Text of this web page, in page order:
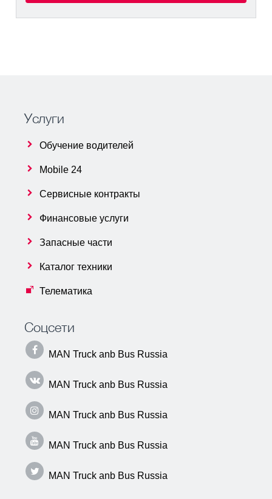
Услуги
Обучение водителей
Mobile 24
Сервисные контракты
Финансовые услуги
Запасные части
Каталог техники
Телематика
Соцсети
MAN Truck anb Bus Russia
MAN Truck anb Bus Russia
MAN Truck anb Bus Russia
MAN Truck anb Bus Russia
MAN Truck anb Bus Russia